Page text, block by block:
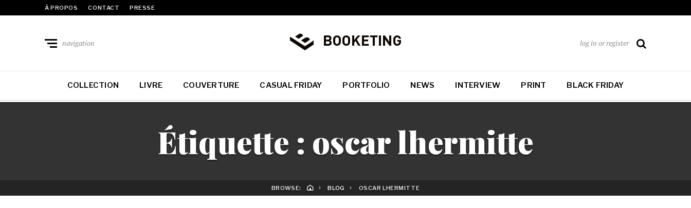
À PROPOS CONTACT PRESSE
navigation log in or register
COLLECTION LIVRE COUVERTURE CASUAL FRIDAY PORTFOLIO NEWS INTERVIEW PRINT BLACK FRIDAY
Étiquette : oscar lhermitte
BROWSE: BLOG OSCAR LHERMITTE